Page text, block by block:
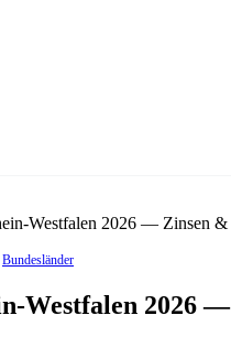
Westfalen 2026 — Zinsen &
Bundesländer
Westfalen 2026